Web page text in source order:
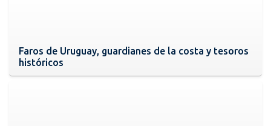
Faros de Uruguay, guardianes de la costa y tesoros
históricos